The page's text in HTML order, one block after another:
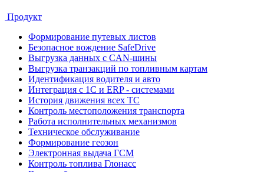
Продукт
Формирование путевых листов
Безопасное вождение SafeDrive
Выгрузка данных с CAN-шины
Выгрузка транзакций по топливным картам
Идентификация водителя и авто
Интеграция с 1С и ERP - системами
История движения всех ТС
Контроль местоположения транспорта
Работа исполнительных механизмов
Техническое обслуживание
Формирование геозон
Электронная выдача ГСМ
Контроль топлива Глонасс